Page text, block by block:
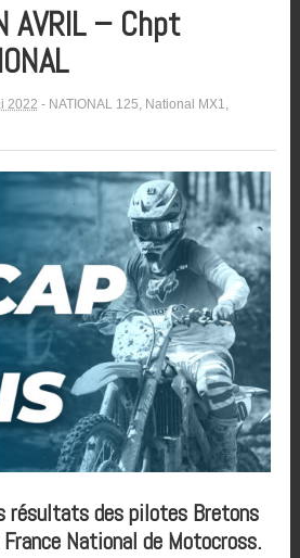
AVRIL – Chpt
2022 - NATIONAL 125, National MX1,
résultats des pilotes Bretons
National de Motocross.